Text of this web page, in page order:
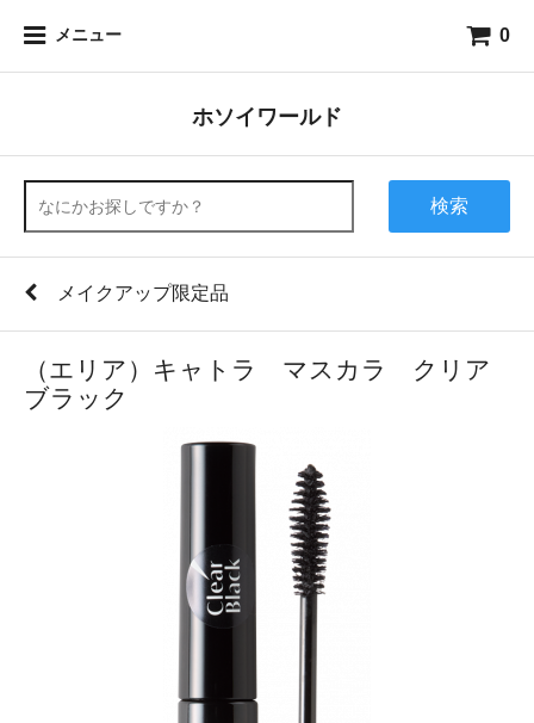
メニュー 0
ホソイワールド
検索
メイクアップ限定品
（エリア）キャトラ マスカラ クリア
ブラック